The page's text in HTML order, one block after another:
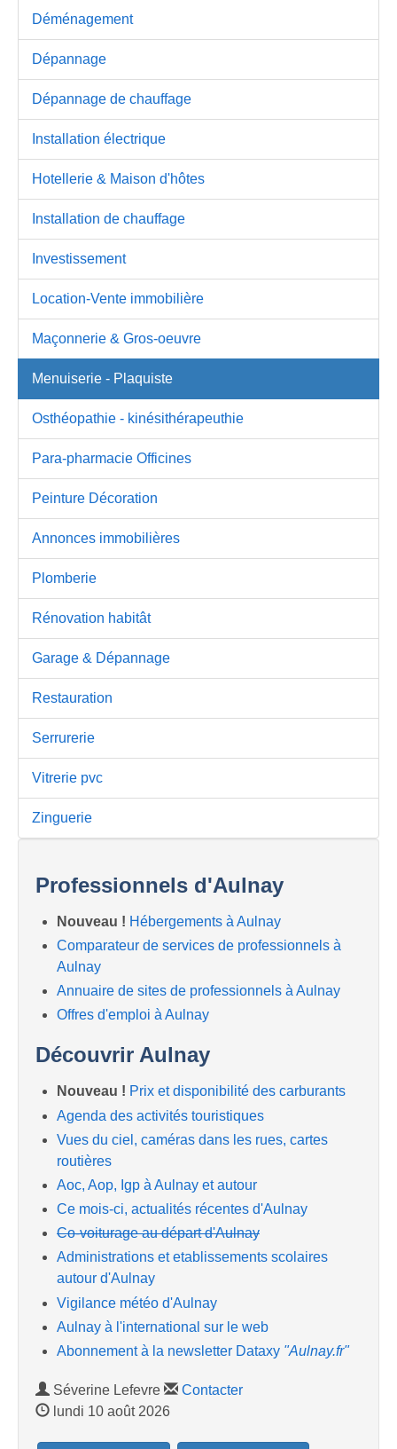
Déménagement
Dépannage
Dépannage de chauffage
Installation électrique
Hotellerie & Maison d'hôtes
Installation de chauffage
Investissement
Location-Vente immobilière
Maçonnerie & Gros-oeuvre
Menuiserie - Plaquiste
Osthéopathie - kinésithérapeuthie
Para-pharmacie Officines
Peinture Décoration
Annonces immobilières
Plomberie
Rénovation habitât
Garage & Dépannage
Restauration
Serrurerie
Vitrerie pvc
Zinguerie
Professionnels d'Aulnay
Nouveau ! Hébergements à Aulnay
Comparateur de services de professionnels à
Aulnay
Annuaire de sites de professionnels à Aulnay
Offres d'emploi à Aulnay
Découvrir Aulnay
Nouveau ! Prix et disponibilité des carburants
Agenda des activités touristiques
Vues du ciel, caméras dans les rues, cartes
routières
Aoc, Aop, Igp à Aulnay et autour
Ce mois-ci, actualités récentes d'Aulnay
Co-voiturage au départ d'Aulnay
Administrations et etablissements scolaires
autour d'Aulnay
Vigilance météo d'Aulnay
Aulnay à l'international sur le web
Abonnement à la newsletter Dataxy "Aulnay.fr"
Séverine Lefevre
Contacter
lundi 10 août 2026